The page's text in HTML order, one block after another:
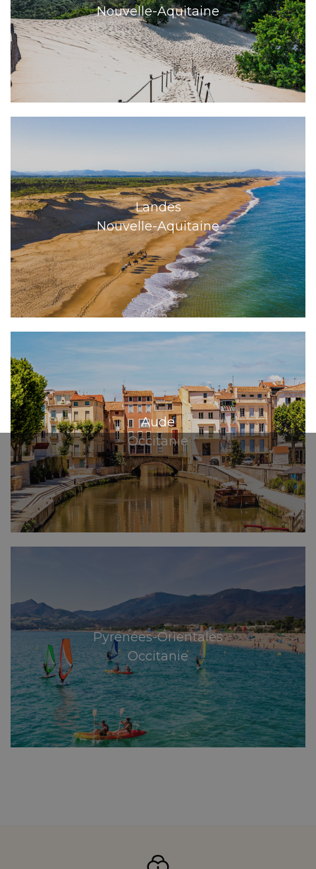
Nouvelle-Aquitaine
Landes
Nouvelle-Aquitaine
Aude
Occitanie
Pyrénées-Orientales
Occitanie